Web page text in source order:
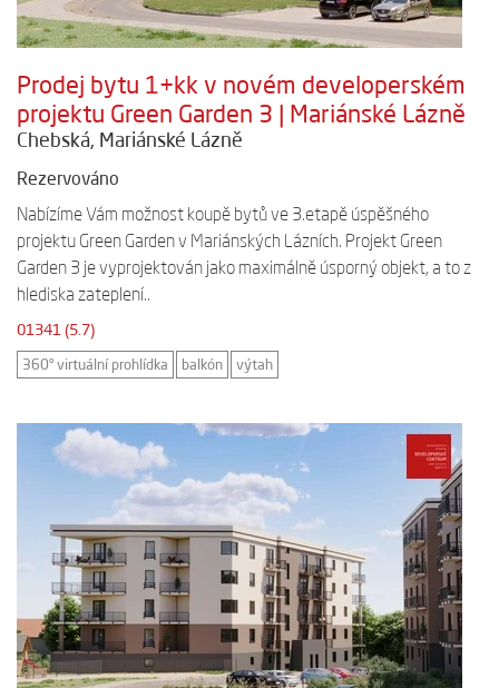
Prodej bytu 1+kk v novém developerském
projektu Green Garden 3 | Mariánské Lázně
Chebská, Mariánské Lázně
Rezervováno
Nabízíme Vám možnost koupě bytů ve 3.etapě úspěšného
projektu Green Garden v Mariánských Lázních. Projekt Green
Garden 3 je vyprojektován jako maximálně úsporný objekt, a to z
hlediska zateplení..
01341 (5.7)
360° virtuální prohlídka balkón výtah